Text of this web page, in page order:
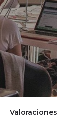
Valoraciones